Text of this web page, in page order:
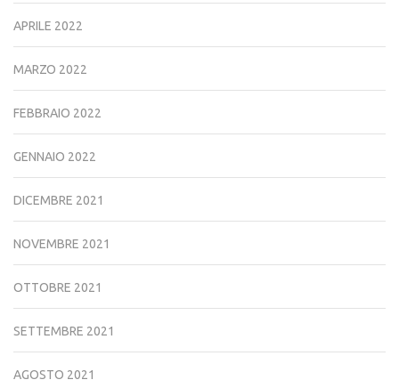
APRILE 2022
MARZO 2022
FEBBRAIO 2022
GENNAIO 2022
DICEMBRE 2021
NOVEMBRE 2021
OTTOBRE 2021
SETTEMBRE 2021
AGOSTO 2021